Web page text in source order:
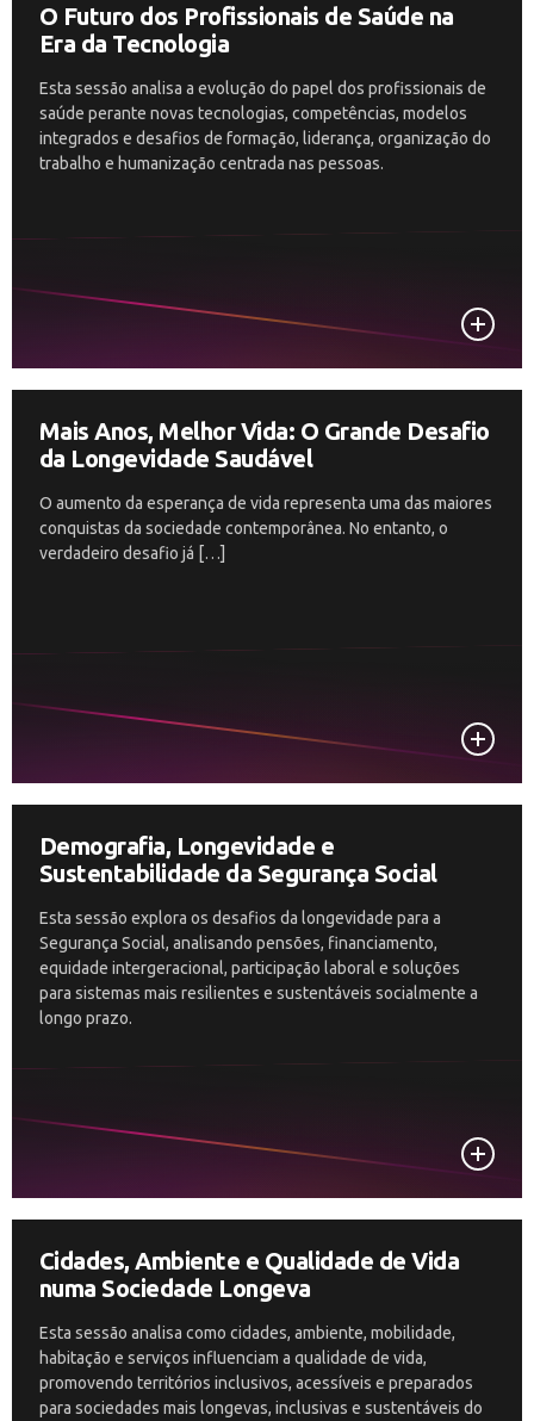
O Futuro dos Profissionais de Saúde na
Era da Tecnologia
Esta sessão analisa a evolução do papel dos profissionais de
saúde perante novas tecnologias, competências, modelos
integrados e desafios de formação, liderança, organização do
trabalho e humanização centrada nas pessoas.
Mais Anos, Melhor Vida: O Grande Desafio
da Longevidade Saudável
O aumento da esperança de vida representa uma das maiores
conquistas da sociedade contemporânea. No entanto, o
verdadeiro desafio já […]
Demografia, Longevidade e
Sustentabilidade da Segurança Social
Esta sessão explora os desafios da longevidade para a
Segurança Social, analisando pensões, financiamento,
equidade intergeracional, participação laboral e soluções
para sistemas mais resilientes e sustentáveis socialmente a
longo prazo.
Cidades, Ambiente e Qualidade de Vida
numa Sociedade Longeva
Esta sessão analisa como cidades, ambiente, mobilidade,
habitação e serviços influenciam a qualidade de vida,
promovendo territórios inclusivos, acessíveis e preparados
para sociedades mais longevas, inclusivas e sustentáveis do